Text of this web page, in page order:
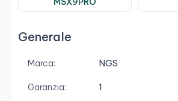
Generale
Marca: NGS
Garanzia: 1